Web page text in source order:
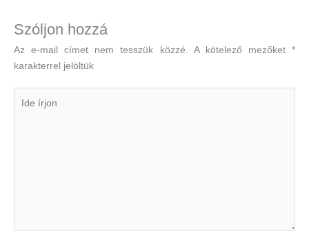
Szóljon hozzá
Az e-mail címet nem tesszük közzé. A kötelező mezőket*
karakterrel jelöltük